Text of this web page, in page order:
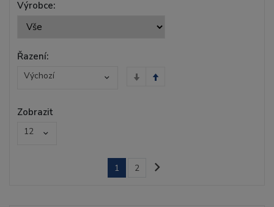
Výrobce:
Řazení:
Výchozí
Zobrazit
12
1 2